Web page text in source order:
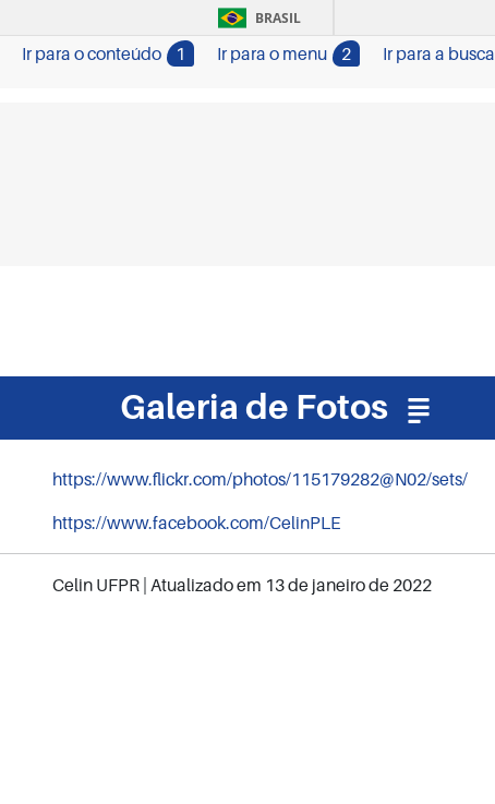
BRASIL
Ir para o conteúdo 1 Ir para o menu 2 Ir para a busca
Galeria de Fotos
https://www.flickr.com/photos/115179282@N02/sets/
https://www.facebook.com/CelinPLE
Celin UFPR | Atualizado em 13 de janeiro de 2022